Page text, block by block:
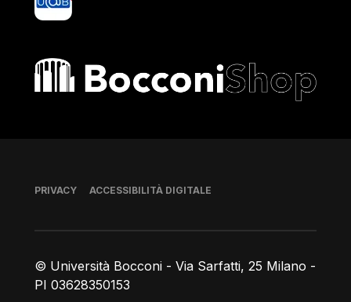
Bocconi shop
© Università Bocconi - Via Sarfatti, 25 Milano -
PI 03628350153
Piè di pagina
PRIVACY ACCESSIBILITÀ DIGITALE